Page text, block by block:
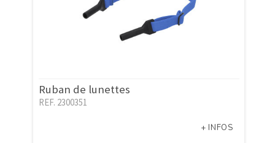
Ruban de lunettes
REF. 2300351
+ INFOS